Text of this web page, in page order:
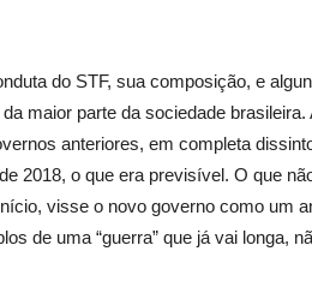
do STF, sua composição, e
maior parte da sociedade
anteriores, em completa
2018, o que era previsível. O que
visse o novo governo como um
de uma “guerra” que já vai longa,